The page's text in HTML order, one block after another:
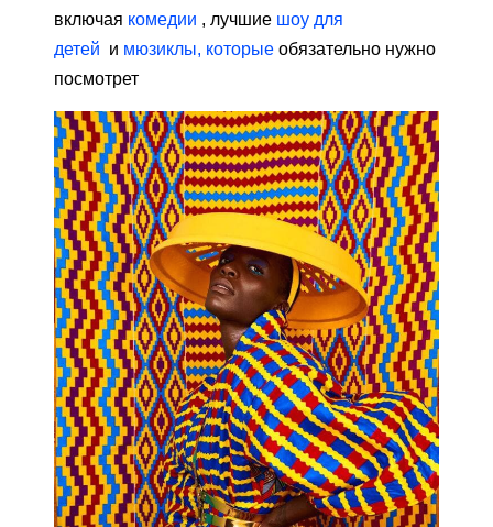
включая комедии , лучшие шоу для
детей и мюзиклы, которые обязательно нужно
посмотрет